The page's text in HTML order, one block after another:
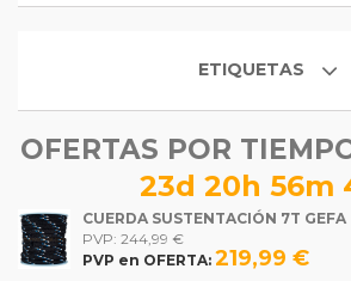
ETIQUETAS
OFERTAS POR
23d 20h 56m
CUERDA SUSTENTACIÓN 7T GEFA
PVP: 244,99 €
PVP en OFERTA: 219,99 €